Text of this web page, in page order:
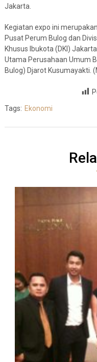
Jakarta.
Kegiatan expo ini
Pusat Perum Bulog dan
Khusus Ibukota (DKI)
Utama Perusahaan Umum
Bulog) Djarot Kusumayakti.
Tags: Ekonomi